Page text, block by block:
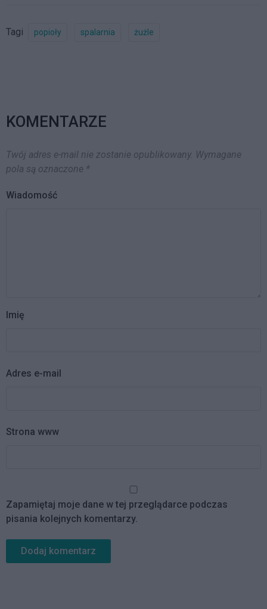
jednak zwrócić…
Tagi popioły spalarnia żużle
KOMENTARZE
Twój adres e-mail nie zostanie opublikowany. Wymagane
pola są oznaczone *
Wiadomość
Imię
Adres e-mail
Strona www
Zapamiętaj moje dane w tej przeglądarce podczas
pisania kolejnych komentarzy.